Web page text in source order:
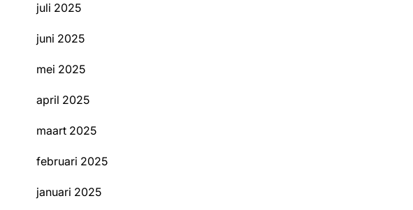
juli 2025
juni 2025
mei 2025
april 2025
maart 2025
februari 2025
januari 2025